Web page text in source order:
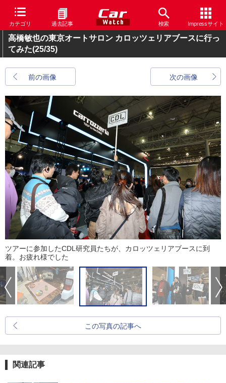
カテゴリ 過去記事 検索 Impressサイト
高橋敏也の東京オートサロン カロッツェリアブースに行っ
てみた(25/35)
前の画像 次の画像
ツアーに参加したCDL研究員たちが、カロッツェリアブースに到
着。お疲れ様でした
この写真の記事へ
関連記事